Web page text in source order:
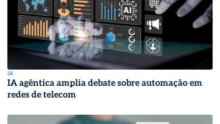
IA
IA agêntica amplia debate sobre automação em
redes de telecom